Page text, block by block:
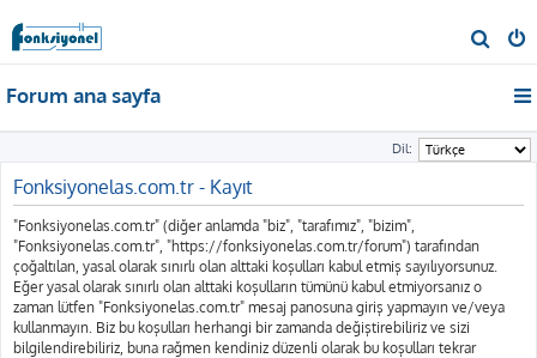
r
Forum ana sayfa
Dil:
Fonksiyonelas.com.tr - Kayıt
"Fonksiyonelas.com.tr" (diğer anlamda "biz", "tarafımız", "bizim",
"Fonksiyonelas.com.tr", "https://fonksiyonelas.com.tr/forum") tarafından
çoğaltılan, yasal olarak sınırlı olan alttaki koşulları kabul etmiş sayılıyorsunuz.
Eğer yasal olarak sınırlı olan alttaki koşulların tümünü kabul etmiyorsanız o
zaman lütfen "Fonksiyonelas.com.tr" mesaj panosuna giriş yapmayın ve/veya
kullanmayın. Biz bu koşulları herhangi bir zamanda değiştirebiliriz ve sizi
bilgilendirebiliriz, buna rağmen kendiniz düzenli olarak bu koşulları tekrar